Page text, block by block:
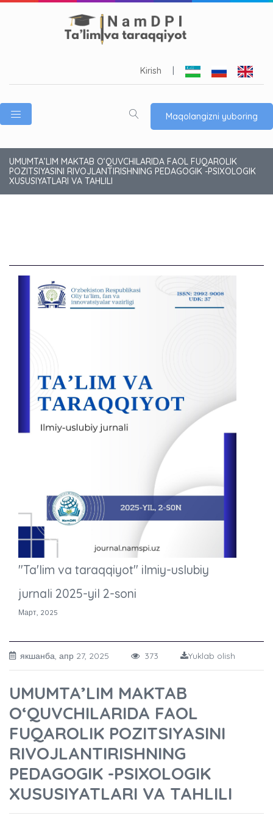
Kirish
Maqolangizni yuboring
UMUMTA’LIM MAKTAB O‘QUVCHILARIDA FAOL FUQAROLIK
POZITSIYASINI RIVOJLANTIRISHNING PEDAGOGIK -PSIXOLOGIK
XUSUSIYATLARI VA TAHLILI
"Ta'lim va taraqqiyot" ilmiy-uslubiy
jurnali 2025-yil 2-soni
Март, 2025
якшанба, апр 27, 2025 373 Yuklab olish
UMUMTA’LIM MAKTAB
O‘QUVCHILARIDA FAOL
FUQAROLIK POZITSIYASINI
RIVOJLANTIRISHNING
PEDAGOGIK -PSIXOLOGIK
XUSUSIYATLARI VA TAHLILI